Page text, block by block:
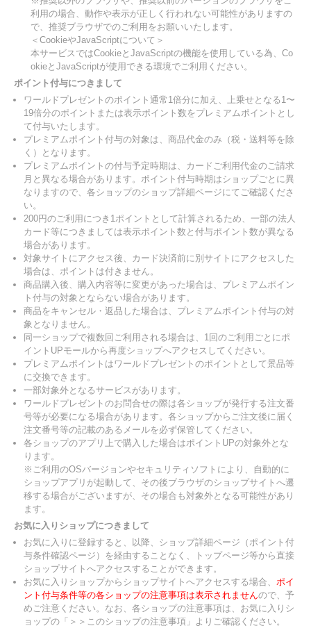
利用の場合、動作や表示が正しく行われない可能性がありますの
で、推奨ブラウザでのご利用をお願いいたします。
＜CookieやJavaScriptについて＞
本サービスではCookieとJavaScriptの機能を使用している為、Co
okieとJavaScriptが使用できる環境でご利用ください。
ポイント付与につきまして
ワールドプレゼントのポイント通常1倍分に加え、上乗せとなる1〜
19倍分のポイントまたは表示ポイント数をプレミアムポイントとし
て付与いたします。
プレミアムポイント付与の対象は、商品代金のみ（税・送料等を除
く）となります。
プレミアムポイントの付与予定時期は、カードご利用代金のご請求
月と異なる場合があります。ポイント付与時期はショップごとに異
なりますので、各ショップのショップ詳細ページにてご確認くださ
い。
200円のご利用につき1ポイントとして計算されるため、一部の法人
カード等につきましては表示ポイント数と付与ポイント数が異なる
場合があります。
対象サイトにアクセス後、カード決済前に別サイトにアクセスした
場合は、ポイントは付きません。
商品購入後、購入内容等に変更があった場合は、プレミアムポイン
ト付与の対象とならない場合があります。
商品をキャンセル・返品した場合は、プレミアムポイント付与の対
象となりません。
同一ショップで複数回ご利用される場合は、1回のご利用ごとにポ
イントUPモールから再度ショップへアクセスしてください。
プレミアムポイントはワールドプレゼントのポイントとして景品等
に交換できます。
一部対象外となるサービスがあります。
ワールドプレゼントのお問合せの際は各ショップが発行する注文番
号等が必要になる場合があります。各ショップからご注文後に届く
注文番号等の記載のあるメールを必ず保管してください。
各ショップのアプリ上で購入した場合はポイントUPの対象外とな
ります。
※ご利用のOSバージョンやセキュリティソフトにより、自動的に
ショップアプリが起動して、その後ブラウザのショップサイトへ遷
移する場合がございますが、その場合も対象外となる可能性があり
ます。
お気に入りショップにつきまして
お気に入りに登録すると、以降、ショップ詳細ページ（ポイント付
与条件確認ページ）を経由することなく、トップページ等から直接
ショップサイトへアクセスすることができます。
お気に入りショップからショップサイトへアクセスする場合、 ポイ
ント付与条件等の各ショップの注意事項は表示されませんので、予
めご注意ください。なお、各ショップの注意事項は、お気に入りシ
ョップの「＞＞このショップの注意事項」よりご確認ください。